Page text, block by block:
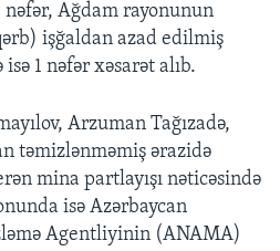
nəfər, Ağdam rayonunun
işğaldan azad edilmiş
1 nəfər xəsarət alıb.
Arzuman Tağızadə,
təmizlənməmiş ərazidə
mina partlayışı nəticəsində
isə Azərbaycan
Agentliyinin (ANAMA)